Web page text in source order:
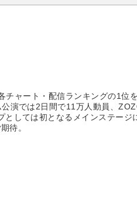
ャート・配信ランキングの1
演では2日間で11万人動員、
しては初となるメインステー
待。